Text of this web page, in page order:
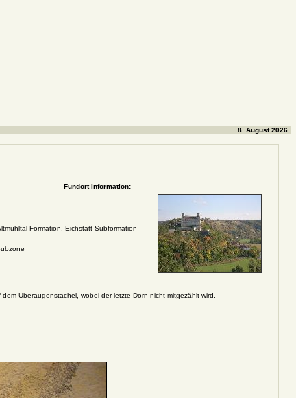
8. August 2026
Fundort Information:
Formation, Eichstätt-Subformation
Überaugenstachel, wobei der letzte Dorn nicht mitgezählt wird.